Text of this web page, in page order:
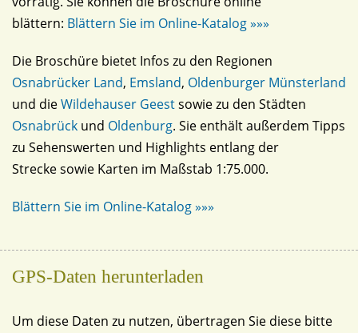
blättern: Blättern Sie im Online-Katalog »»»
Die Broschüre bietet Infos zu den Regionen
Osnabrücker Land, Emsland, Oldenburger Münsterland
und dieWildehauser Geestsowie zu den Städten
Osnabrück und Oldenburg. Sie enthält außerdem Tipps
zu Sehenswerten und Highlights entlang der
Strecke sowie Karten im Maßstab 1:75.000.
Blättern Sie im Online-Katalog »»»
GPS-Daten herunterladen
Um diese Daten zu nutzen, übertragen Sie diese bitte